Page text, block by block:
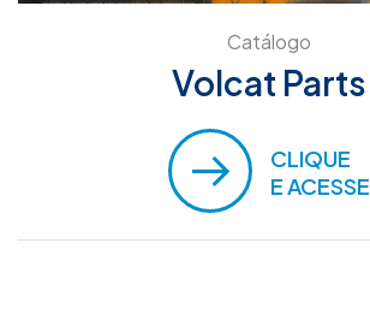
Catálogo
Volcat Parts
CLIQUE
E ACESSE